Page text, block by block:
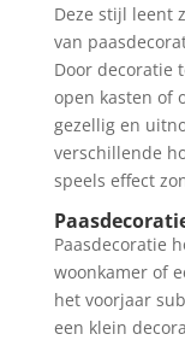
Deze stijl leent
van
Door decoratie
open kasten of
gezellig en
verschillende
speels effect
Paasdecoratie
woonkamer of
het voorjaar
een klein